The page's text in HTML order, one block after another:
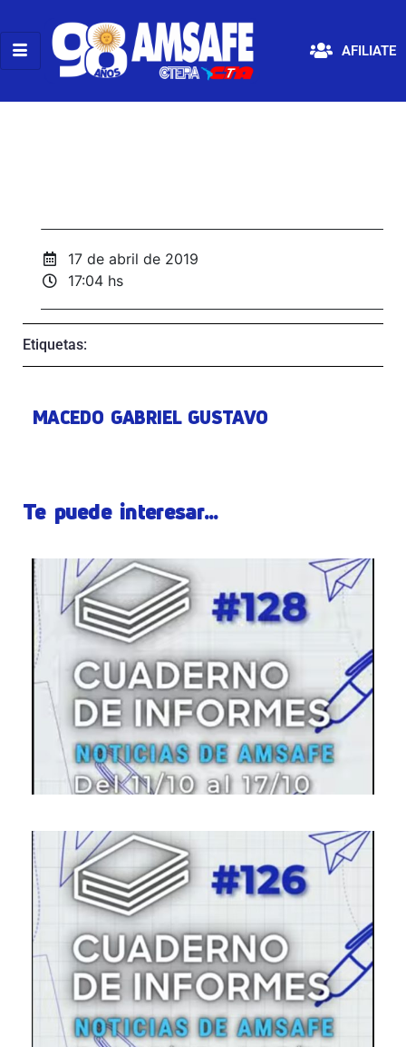
AFILIATE
17 de abril de 2019
17:04 hs
Etiquetas:
MACEDO GABRIEL GUSTAVO
Te puede interesar...